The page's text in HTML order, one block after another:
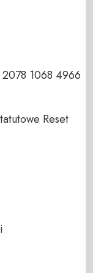
1068 4966
Reset